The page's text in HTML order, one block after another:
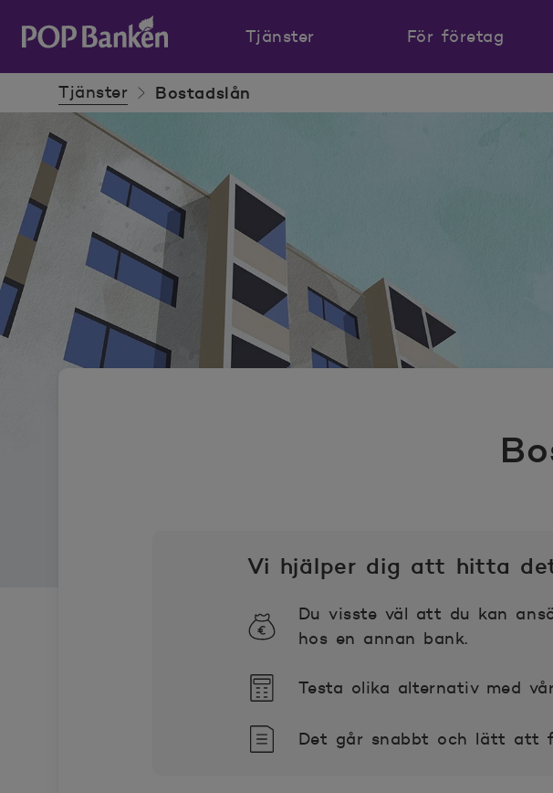
POP banken, till hemsidan
Tjänster För företag
Tjänster Bostadslån
Vi hjälper dig att hitta
Du visste väl att du kan
hos en annan bank.
Testa olika alternativ med
Det går snabbt och lätt att